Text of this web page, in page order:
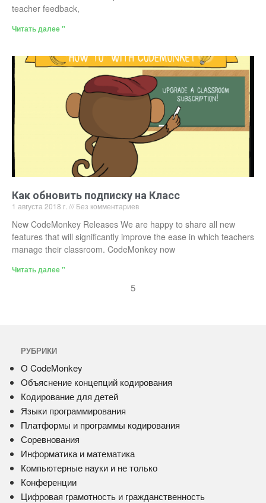
teacher feedback,
Читать далее "
Как обновить подписку на Класс
1 августа 2018 г. Без комментариев
New CodeMonkey Releases We are happy to share all new
features that will significantly improve the ease in which teachers
manage their classroom. CodeMonkey now
Читать далее "
5
РУБРИКИ
О CodeMonkey
Объяснение концепций кодирования
Кодирование для детей
Языки программирования
Платформы и программы кодирования
Соревнования
Информатика и математика
Компьютерные науки и не только
Конференции
Цифровая грамотность и гражданственность